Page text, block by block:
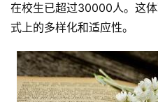
在校生已超过30000人。这
式上的多样化和适应性。